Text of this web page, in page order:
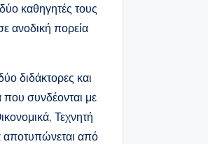
καθηγητές τους
ανοδική πορεία
διδάκτορες και
που συνδέονται με
Τεχνητή
αποτυπώνεται από